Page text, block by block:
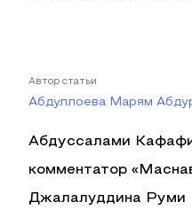
Автор статьи
Абдуллоева Марям
Абдуссалами
комментатор
Джалалуддина Руми